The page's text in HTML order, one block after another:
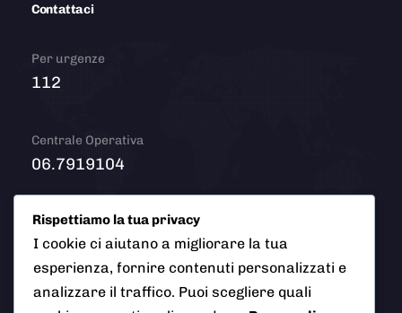
Contattaci
Per urgenze
112
Centrale Operativa
06.7919104
Email
info@polizialocaleciampino.it
Rispettiamo la tua privacy
I cookie ci aiutano a migliorare la tua
esperienza, fornire contenuti personalizzati e
analizzare il traffico. Puoi scegliere quali